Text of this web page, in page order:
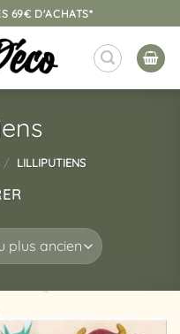
69€ D'ACHATS*
/ LILLIPUTIENS